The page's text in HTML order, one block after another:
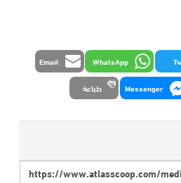
WhatsApp
Email
Messenger طباعة